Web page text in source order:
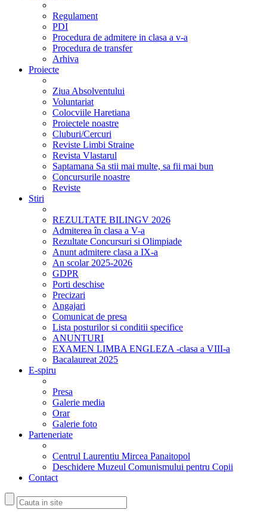
Regulament
PDI
Procedura de admitere in clasa a v-a
Procedura de transfer
Arhiva
Proiecte
Ziua Absolventului
Voluntariat
Colocviile Haretiana
Proiectele noastre
Cluburi/Cercuri
Reviste Limbi Straine
Revista Vlastarul
Saptamana Sa stii mai multe, sa fii mai bun
Concursurile noastre
Reviste
Stiri
REZULTATE BILINGV 2026
Admiterea în clasa a V-a
Rezultate Concursuri si Olimpiade
Anunt admitere clasa a IX-a
An scolar 2025-2026
GDPR
Porti deschise
Precizari
Angajari
Comunicat de presa
Lista posturilor si conditii specifice
ANUNTURI
EXAMEN LIMBA ENGLEZA -clasa a VIII-a
Bacalaureat 2025
E-spiru
Presa
Galerie media
Orar
Galerie foto
Parteneriate
Centrul Laurentiu Mircea Panaitopol
Deschidere Muzeul Comunismului pentru Copii
Contact